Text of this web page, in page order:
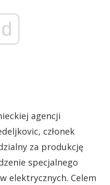
agencji
członek
za produkcję
specjalnego
elektrycznych. Celem